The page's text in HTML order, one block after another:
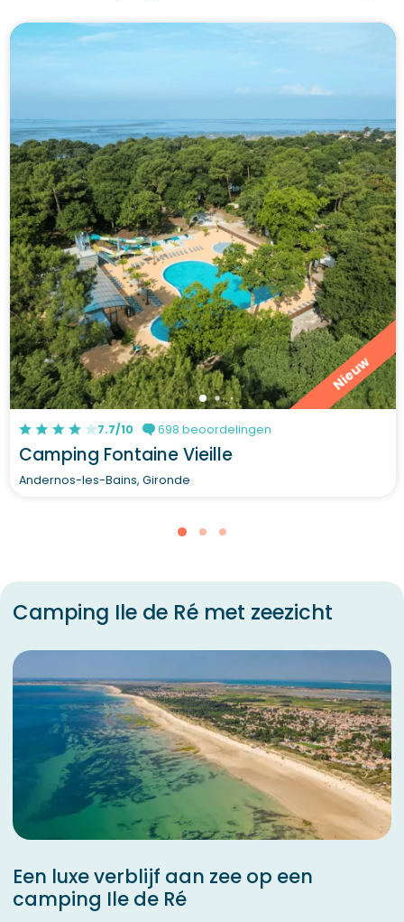
Nieuw
7.7/10 698 beoordelingen
Camping Fontaine Vieille
Andernos-les-Bains, Gironde
Camping Ile de Ré met zeezicht
Een luxe verblijf aan zee op een
camping Ile de Ré